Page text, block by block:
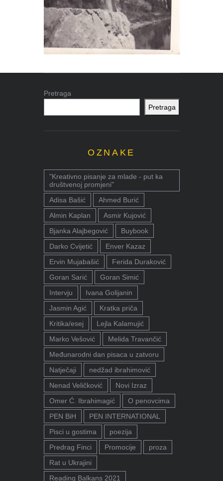
Pretraga
Pretraga
OZNAKE
"Kreativno pisanje za mlade - put ka
društvenoj promjeni"
Adisa Bašić
Ahmed Burić
Almin Kaplan
Asmir Kujović
Bjanka Alajbegović
Buybook
Darko Cvijetić
Enver Kazaz
Ervin Mujabašić
Ferida Duraković
Goran Sarić
Goran Simić
Intervju
Ivana Golijanin
Jasmin Agić
Kratka priča
Kritika/esej
Lejla Kalamujić
Marko Vešović
Melida Travančić
Međunarodni dan pisaca u zatvoru
Natječaji
nedžad ibrahimović
Nenad Veličković
Novi Izraz
Omer Ć. Ibrahimagić
O penovcima
PEN BiH
PEN INTERNATIONAL
Pisci u gostima
poezija
Predrag Finci
Promocije
proza
Rat u Ukrajini
Reading Balkans 2021